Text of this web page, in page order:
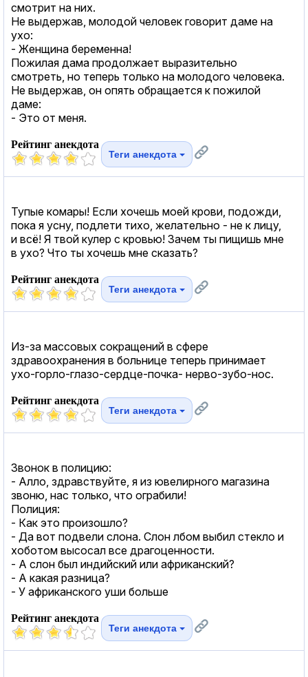
смотрит на них.
Не выдержав, молодой человек говорит даме на
ухо:
- Женщина беременна!
Пожилая дама продолжает выразительно
смотреть, но теперь только на молодого человека.
Не выдержав, он опять обращается к пожилой
даме:
- Это от меня.
Рейтинг анекдота
Теги анекдота
Тупые комары! Если хочешь моей крови, подожди,
пока я усну, подлети тихо, желательно - не к лицу,
и всё! Я твой кулер с кровью! Зачем ты пищишь мне
в ухо? Что ты хочешь мне сказать?
Рейтинг анекдота
Теги анекдота
Из-за массовых сокращений в сфере
здравоохранения в больнице теперь принимает
ухо-горло-глазо-сердце-почка- нерво-зубо-нос.
Рейтинг анекдота
Теги анекдота
Звонок в полицию:
- Алло, здравствуйте, я из ювелирного магазина
звоню, нас только, что ограбили!
Полиция:
- Как это произошло?
- Да вот подвели слона. Слон лбом выбил стекло и
хоботом высосал все драгоценности.
- А слон был индийский или африканский?
- А какая разница?
- У африканского уши больше
Рейтинг анекдота
Теги анекдота